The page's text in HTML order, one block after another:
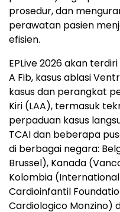
prosedur, dan
perawatan pasien
efisien.
EPLive 2026 akan
A Fib, kasus ablasi
kasus dan perangkat
Kiri (LAA), termasuk
perpaduan kasus
TCAI dan beberapa
di berbagai negara:
Brussel), Kanada
Kolombia
Cardioinfantil
Cardiologico Monzino)